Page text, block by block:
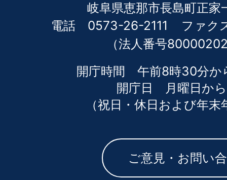
岐阜県恵那市長島町正家
電話 0573-26-2111
ファ
（法人番号
開庁時間 午前8時30分か
開庁日 月曜日か
（祝日・休日および年
ご意見・お問い